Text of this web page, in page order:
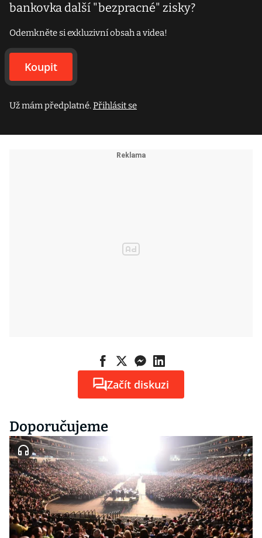
bankovka další "bezpracné" zisky?
Odemkněte si exkluzivní obsah a videa!
Koupit
Už mám předplatné.Přihlásit se
Začít diskuzi
Doporučujeme